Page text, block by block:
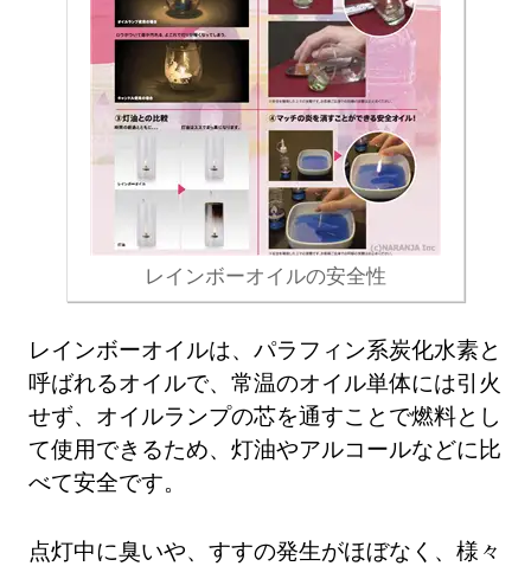
レインボーオイルの安全性
レインボーオイルは、パラフィン系炭化水素と
呼ばれるオイルで、常温のオイル単体には引火
せず、オイルランプの芯を通すことで燃料とし
て使用できるため、灯油やアルコールなどに比
べて安全です。
点灯中に臭いや、すすの発生がほぼなく、様々